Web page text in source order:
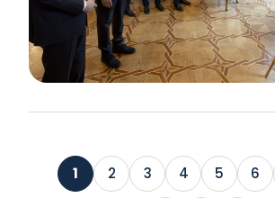
1 2 3 4 5 6